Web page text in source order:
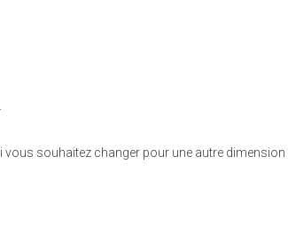
souhaitez changer pour une autre